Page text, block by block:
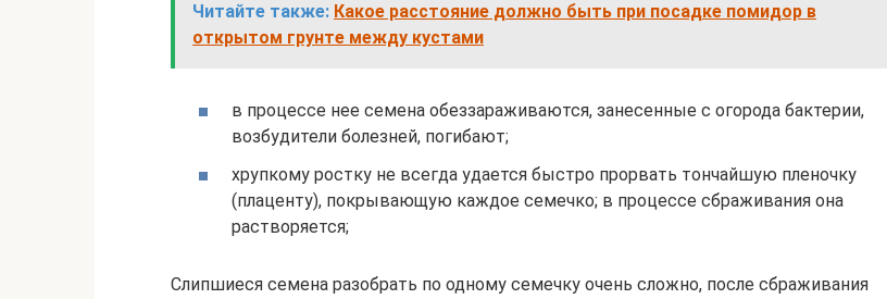
Читайте также: Какое расстояние должно быть при посадке помидор в
открытом грунте между кустами
в процессе нее семена обеззараживаются, занесенные с огорода бактерии,
возбудители болезней, погибают;
хрупкому ростку не всегда удается быстро прорвать тончайшую пленочку
(плаценту), покрывающую каждое семечко; в процессе сбраживания она
растворяется;
Слипшиеся семена разобрать по одному семечку очень сложно, после сбраживания